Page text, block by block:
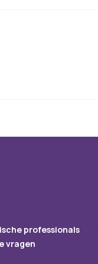
professionals
vragen